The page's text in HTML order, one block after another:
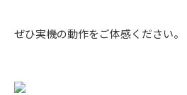
ぜひ実機の動作をご体感ください。